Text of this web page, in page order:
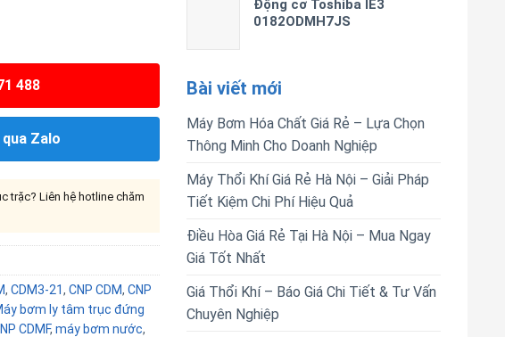
Động cơ Toshiba IE3
0182ODMH7JS
Bài viết mới
Máy Bơm Hóa Chất Giá Rẻ – Lựa Chọn
Thông Minh Cho Doanh Nghiệp
Máy Thổi Khí Giá Rẻ Hà Nội – Giải Pháp
Tiết Kiệm Chi Phí Hiệu Quả
Điều Hòa Giá Rẻ Tại Hà Nội – Mua Ngay
Giá Tốt Nhất
Giá Thổi Khí – Báo Giá Chi Tiết & Tư Vấn
Chuyên Nghiệp
488
Zalo
trặc? Liên hệ hotline chăm
, CDM3-21, CNP CDM, CNP
bơm ly tâm trục đứng
CDMF, máy bơm nước,